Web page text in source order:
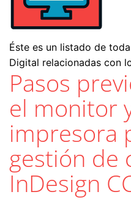
Éste es un listado de
Digital relacionadas con
Pasos
el monitor
impresora
gestión de
InDesign